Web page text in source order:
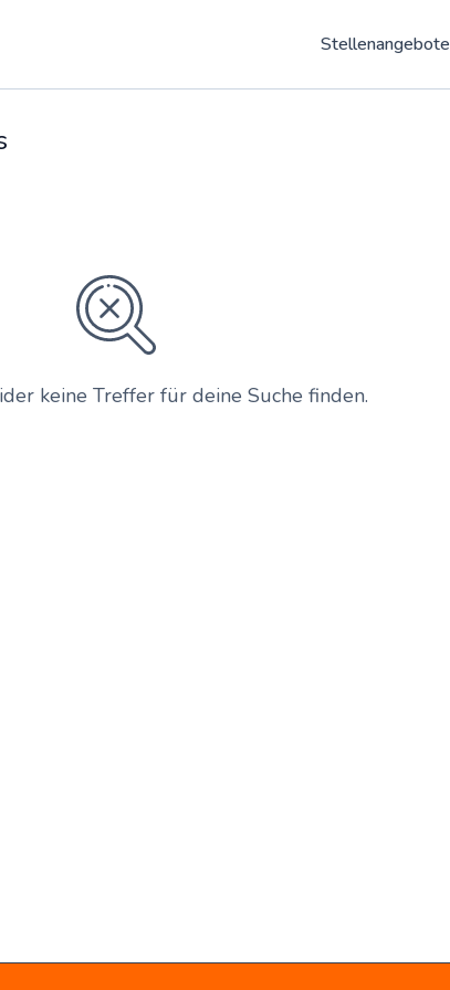
Stellenangebote
keine Treffer für deine Suche finden.